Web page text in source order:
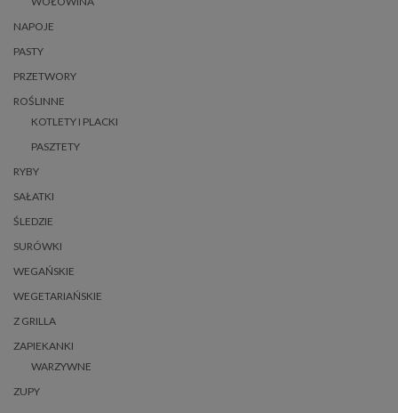
NAPOJE
PASTY
PRZETWORY
ROŚLINNE
KOTLETY I PLACKI
PASZTETY
RYBY
SAŁATKI
ŚLEDZIE
SURÓWKI
WEGAŃSKIE
WEGETARIAŃSKIE
Z GRILLA
ZAPIEKANKI
WARZYWNE
ZUPY